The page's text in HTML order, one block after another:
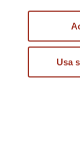
Usa